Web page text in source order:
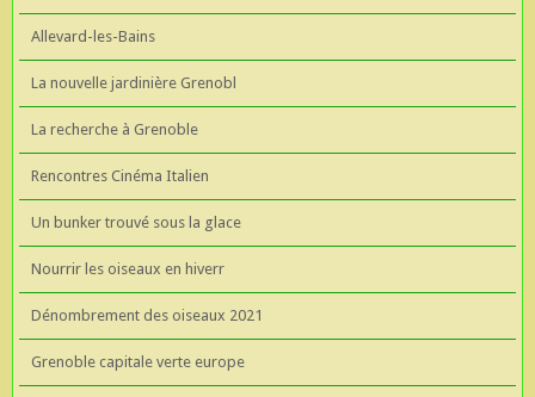
Allevard-les-Bains
La nouvelle jardinière Grenobl
La recherche à Grenoble
Rencontres Cinéma Italien
Un bunker trouvé sous la glace
Nourrir les oiseaux en hiverr
Dénombrement des oiseaux 2021
Grenoble capitale verte europe